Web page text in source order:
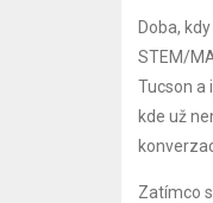
Doba,
STEM/
Tucson a
kde už
Zatímco